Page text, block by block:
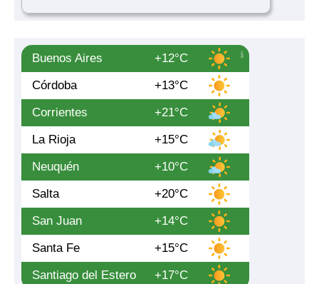
Buenos Aires
+12°C
Córdoba
+13°C
Corrientes
+21°C
La Rioja
+15°C
Neuquén
+10°C
Salta
+20°C
San Juan
+14°C
Santa Fe
+15°C
Santiago del Estero
+17°C